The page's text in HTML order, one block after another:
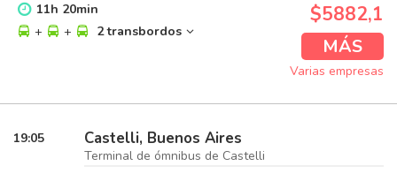
11h 20min
+
+ 2 transbordos
$5882,1
MÁS
Varias empresas
19:05 Castelli, Buenos Aires
Terminal de ómnibus de Castelli